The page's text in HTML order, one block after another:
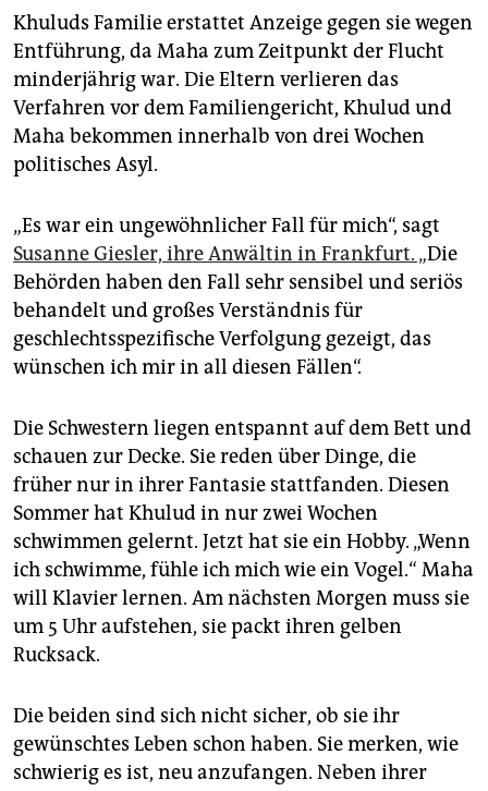
Khuluds Familie erstattet Anzeige gegen sie wegen
Entführung, da Maha zum Zeitpunkt der Flucht
minderjährig war. Die Eltern verlieren das
Verfahren vor dem Familiengericht, Khulud und
Maha bekommen innerhalb von drei Wochen
politisches Asyl.
„Es war ein ungewöhnlicher Fall für mich“, sagt
Susanne Giesler, ihre Anwältin in Frankfurt. „Die
Behörden haben den Fall sehr sensibel und seriös
behandelt und großes Verständnis für
geschlechtsspezifische Verfolgung gezeigt, das
wünschen ich mir in all diesen Fällen“.
Die Schwestern liegen entspannt auf dem Bett und
schauen zur Decke. Sie reden über Dinge, die
früher nur in ihrer Fantasie stattfanden. Diesen
Sommer hat Khulud in nur zwei Wochen
schwimmen gelernt. Jetzt hat sie ein Hobby. „Wenn
ich schwimme, fühle ich mich wie ein Vogel.“ Maha
will Klavier lernen. Am nächsten Morgen muss sie
um 5 Uhr aufstehen, sie packt ihren gelben
Rucksack.
Die beiden sind sich nicht sicher, ob sie ihr
gewünschtes Leben schon haben. Sie merken, wie
schwierig es ist, neu anzufangen. Neben ihrer